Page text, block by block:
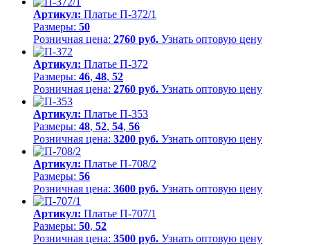
Артикул: Платье П-372/1
Размеры: 50
Розничная цена: 2760 руб. Узнать оптовую цену
Артикул: Платье П-372
Размеры: 46, 48, 52
Розничная цена: 2760 руб. Узнать оптовую цену
Артикул: Платье П-353
Размеры: 48, 52, 54, 56
Розничная цена: 3200 руб. Узнать оптовую цену
Артикул: Платье П-708/2
Размеры: 56
Розничная цена: 3600 руб. Узнать оптовую цену
Артикул: Платье П-707/1
Размеры: 50, 52
Розничная цена: 3500 руб. Узнать оптовую цену